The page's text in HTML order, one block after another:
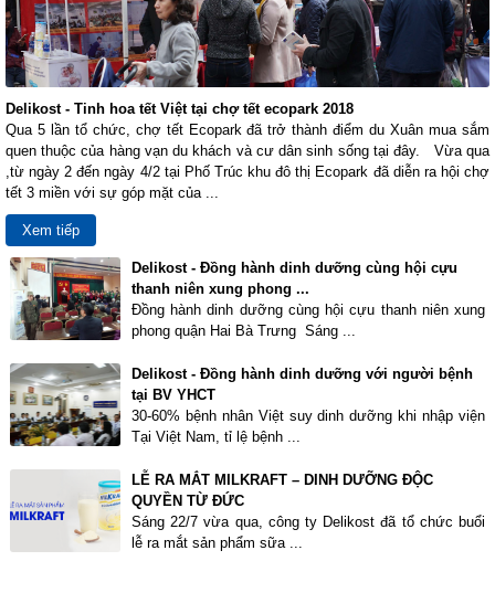
Delikost - Tinh hoa tết Việt tại chợ tết ecopark 2018
Qua 5 lần tổ chức, chợ tết Ecopark đã trở thành điểm du Xuân mua sắm
quen thuộc của hàng vạn du khách và cư dân sinh sống tại đây. Vừa qua
,từ ngày 2 đến ngày 4/2 tại Phố Trúc khu đô thị Ecopark đã diễn ra hội chợ
tết 3 miền với sự góp mặt của ...
Xem tiếp
Delikost - Đồng hành dinh dưỡng cùng hội cựu
thanh niên xung phong ...
Đồng hành dinh dưỡng cùng hội cựu thanh niên xung
phong quận Hai Bà Trưng Sáng ...
Delikost - Đồng hành dinh dưỡng với người bệnh
tại BV YHCT
30-60% bệnh nhân Việt suy dinh dưỡng khi nhập viện
Tại Việt Nam, tỉ lệ bệnh ...
LỄ RA MẮT MILKRAFT – DINH DƯỠNG ĐỘC
QUYỀN TỪ ĐỨC
Sáng 22/7 vừa qua, công ty Delikost đã tổ chức buổi
lễ ra mắt sản phẩm sữa ...